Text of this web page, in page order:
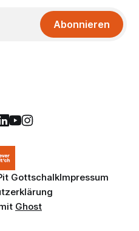
Abonnieren
GottschalkImpressum
Ghost